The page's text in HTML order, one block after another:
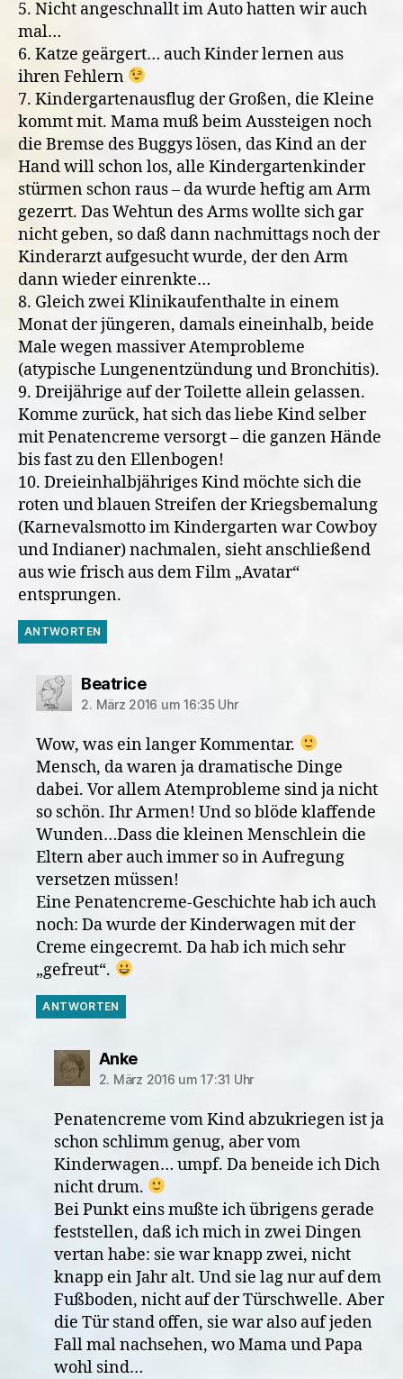
5. Nicht angeschnallt im Auto hatten wir auch
mal…
6. Katze geärgert… auch Kinder lernen aus
ihren Fehlern
7. Kindergartenausflug der Großen, die Kleine
kommt mit. Mama muß beim Aussteigen noch
die Bremse des Buggys lösen, das Kind an der
Hand will schon los, alle Kindergartenkinder
stürmen schon raus – da wurde heftig am Arm
gezerrt. Das Wehtun des Arms wollte sich gar
nicht geben, so daß dann nachmittags noch der
Kinderarzt aufgesucht wurde, der den Arm
dann wieder einrenkte…
8. Gleich zwei Klinikaufenthalte in einem
Monat der jüngeren, damals eineinhalb, beide
Male wegen massiver Atemprobleme
(atypische Lungenentzündung und Bronchitis).
9. Dreijährige auf der Toilette allein gelassen.
Komme zurück, hat sich das liebe Kind selber
mit Penatencreme versorgt – die ganzen Hände
bis fast zu den Ellenbogen!
10. Dreieinhalbjähriges Kind möchte sich die
roten und blauen Streifen der Kriegsbemalung
(Karnevalsmotto im Kindergarten war Cowboy
und Indianer) nachmalen, sieht anschließend
aus wie frisch aus dem Film „Avatar“
entsprungen.
ANTWORTEN
Beatricesagt:
2. März 2016 um 16:35 Uhr
Wow, was ein langer Kommentar.
Mensch, da waren ja dramatische Dinge
dabei. Vor allem Atemprobleme sind ja nicht
so schön. Ihr Armen! Und so blöde klaffende
Wunden…Dass die kleinen Menschlein die
Eltern aber auch immer so in Aufregung
versetzen müssen!
Eine Penatencreme-Geschichte hab ich auch
noch: Da wurde der Kinderwagen mit der
Creme eingecremt. Da hab ich mich sehr
„gefreut“.
ANTWORTEN
Ankesagt:
2. März 2016 um 17:31 Uhr
Penatencreme vom Kind abzukriegen ist ja
schon schlimm genug, aber vom
Kinderwagen… umpf. Da beneide ich Dich
nicht drum.
Bei Punkt eins mußte ich übrigens gerade
feststellen, daß ich mich in zwei Dingen
vertan habe: sie war knapp zwei, nicht
knapp ein Jahr alt. Und sie lag nur auf dem
Fußboden, nicht auf der Türschwelle. Aber
die Tür stand offen, sie war also auf jeden
Fall mal nachsehen, wo Mama und Papa
wohl sind…